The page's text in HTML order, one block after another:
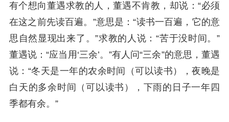
有个想向董遇求教的人，董遇不肯教，却说：“必须
在这之前先读百遍。”意思是：“读书一百遍，它的意
思自然显现出来了。”求教的人说：“苦于没时间。”
董遇说：“应当用‘三余’。”有人问“三余”的意思，董遇
说：“冬天是一年的农余时间（可以读书），夜晚是
白天的多余时间（可以读书），下雨的日子一年四
季都有余。”